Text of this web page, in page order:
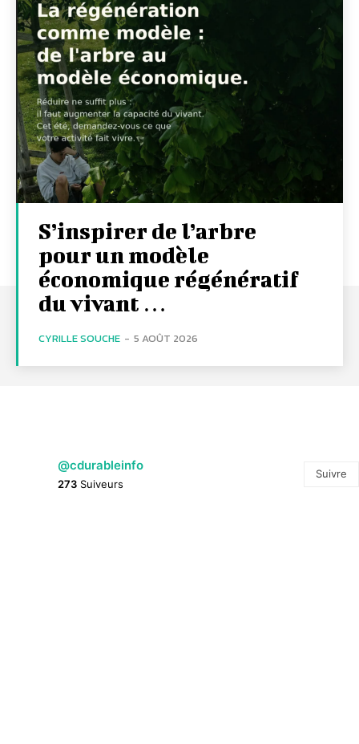
S’inspirer de l’arbre
pour un modèle
économique régénératif
du vivant …
CYRILLE SOUCHE - 5 AOÛT 2026
@cdurableinfo
273 Suiveurs
Suivre